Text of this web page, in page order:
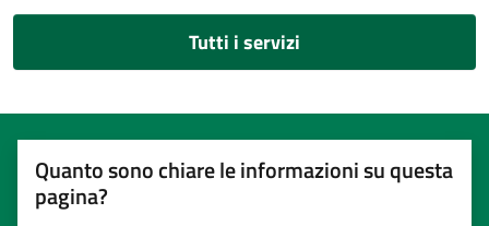
Tutti i servizi
Quanto sono chiare le informazioni su questa
pagina?